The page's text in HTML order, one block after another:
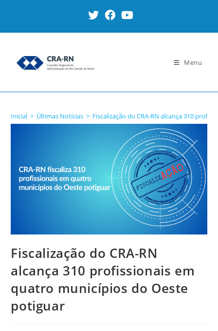
Menu
Inicial > Últimas Notícias > Fiscalização do CRA-RN alcança 310
Fiscalização do CRA-RN
alcança 310 profissionais em
quatro municípios do Oeste
potiguar